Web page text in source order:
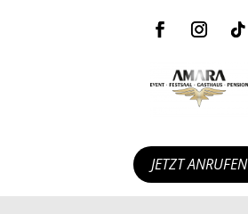
JETZT ANRUFEN